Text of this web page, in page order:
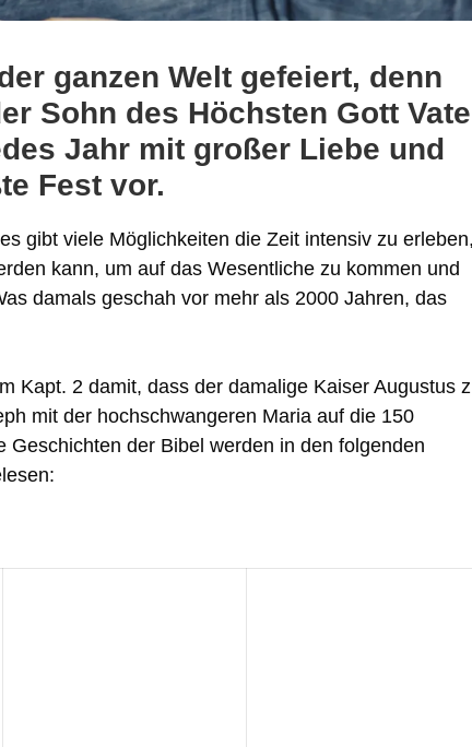
ganzen Welt gefeiert, denn
Sohn des Höchsten Gott
Jahr mit großer Liebe und
Fest vor.
gibt viele Möglichkeiten die Zeit intensiv zu
kann, um auf das Wesentliche zu kommen und
damals geschah vor mehr als 2000 Jahren, das
Kapt. 2 damit, dass der damalige Kaiser Augustus
mit der hochschwangeren Maria auf die 150
der Bibel werden in den folgenden